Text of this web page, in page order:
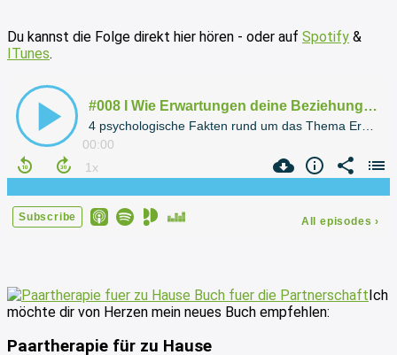
Du kannst die Folge direkt hier hören - oder auf Spotify &
ITunes.
Ich
möchte dir von Herzen mein neues Buch empfehlen:
Paartherapie für zu Hause